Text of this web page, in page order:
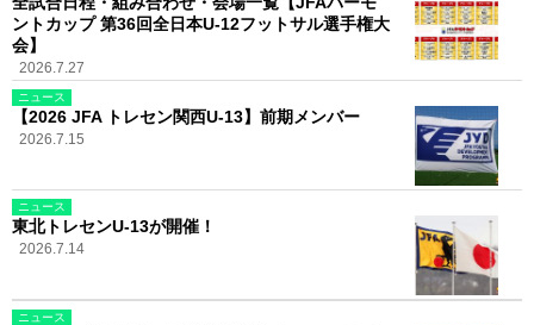
ントカップ 第36回全日本U-12フットサル選手権大
会】
2026.7.27
ニュース
【2026 JFA トレセン関西U-13】前期メンバー
2026.7.15
ニュース
東北トレセンU-13が開催！
2026.7.14
ニュース